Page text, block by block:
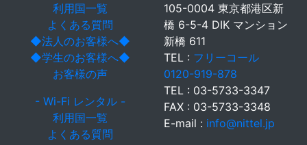
利用国一覧
よくある質問
◆法人のお客様へ◆
◆学生のお客様へ◆
お客様の声
- Wi-Fi レンタル -
利用国一覧
よくある質問
105-0004 東京都港区新
橋 6-5-4 DIK マンション
新橋 611
TEL : フリーコール
0120-919-878
TEL : 03-5733-3347
FAX : 03-5733-3348
E-mail : info@nittel.jp